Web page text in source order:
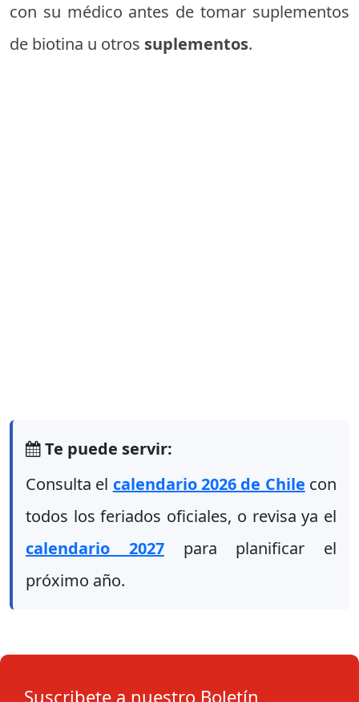
con su médico antes de tomar suplementos
de biotina u otros suplementos.
Te puede servir:
Consulta el calendario 2026 de Chile con
todos los feriados oficiales, o revisa ya el
calendario 2027para planificar el
próximo año.
Suscribete a nuestro Boletín